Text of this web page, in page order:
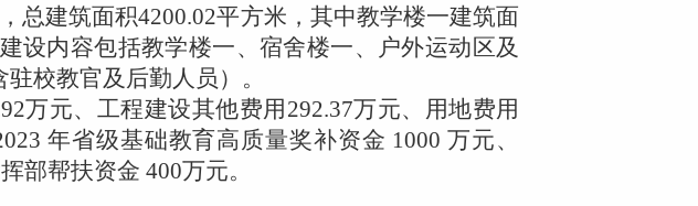
总建筑面积4200.02平方米，其中教学楼一建筑面
设内容包括教学楼一、宿舍楼一、户外运动区及
驻校教官及后勤人员）。
万元、工程建设其他费用 292.37万元、用地费用
年省级基础教育高质量奖补资金 1000万元、
部帮扶资金 400万元。